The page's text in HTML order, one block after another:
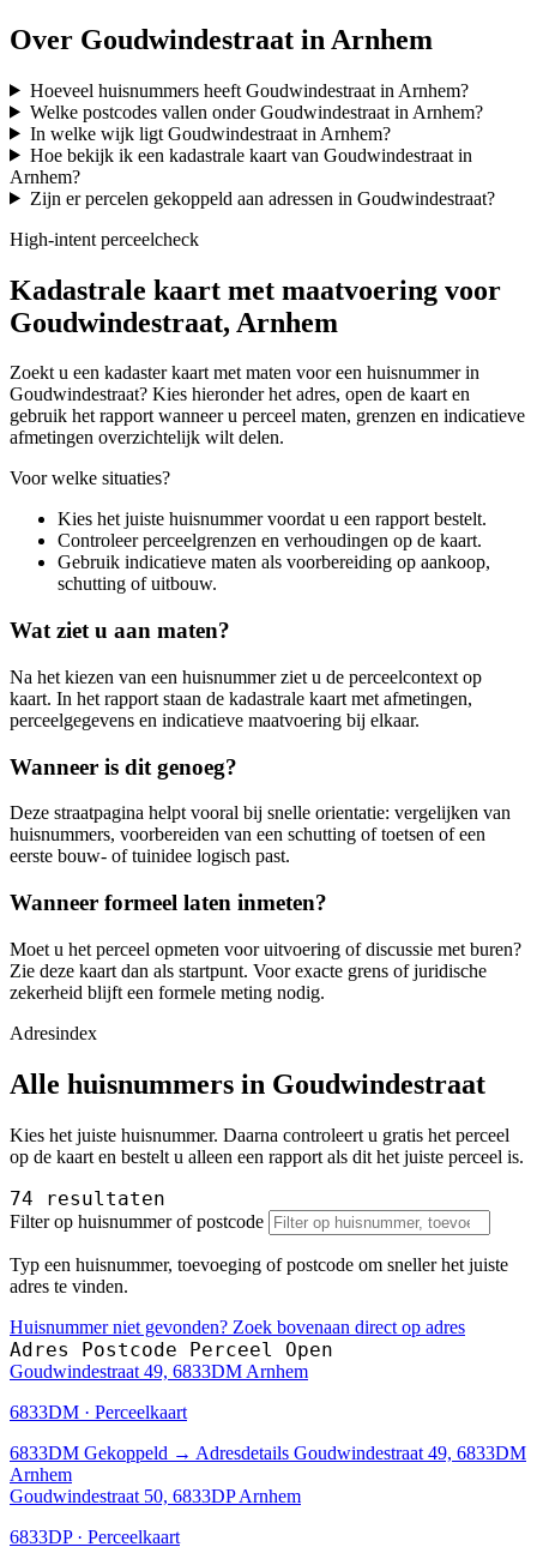
Over Goudwindestraat in Arnhem
Hoeveel huisnummers heeft Goudwindestraat in Arnhem?
Welke postcodes vallen onder Goudwindestraat in Arnhem?
In welke wijk ligt Goudwindestraat in Arnhem?
Hoe bekijk ik een kadastrale kaart van Goudwindestraat in
Arnhem?
Zijn er percelen gekoppeld aan adressen in Goudwindestraat?
High-intent perceelcheck
Kadastrale kaart met maatvoering voor
Goudwindestraat, Arnhem
Zoekt u een kadaster kaart met maten voor een huisnummer in
Goudwindestraat? Kies hieronder het adres, open de kaart en
gebruik het rapport wanneer u perceel maten, grenzen en indicatieve
afmetingen overzichtelijk wilt delen.
Voor welke situaties?
Kies het juiste huisnummer voordat u een rapport bestelt.
Controleer perceelgrenzen en verhoudingen op de kaart.
Gebruik indicatieve maten als voorbereiding op aankoop,
schutting of uitbouw.
Wat ziet u aan maten?
Na het kiezen van een huisnummer ziet u de perceelcontext op
kaart. In het rapport staan de kadastrale kaart met afmetingen,
perceelgegevens en indicatieve maatvoering bij elkaar.
Wanneer is dit genoeg?
Deze straatpagina helpt vooral bij snelle orientatie: vergelijken van
huisnummers, voorbereiden van een schutting of toetsen of een
eerste bouw- of tuinidee logisch past.
Wanneer formeel laten inmeten?
Moet u het perceel opmeten voor uitvoering of discussie met buren?
Zie deze kaart dan als startpunt. Voor exacte grens of juridische
zekerheid blijft een formele meting nodig.
Adresindex
Alle huisnummers in Goudwindestraat
Kies het juiste huisnummer. Daarna controleert u gratis het perceel
op de kaart en bestelt u alleen een rapport als dit het juiste perceel is.
74 resultaten
Filter op huisnummer of postcode
Typ een huisnummer, toevoeging of postcode om sneller het juiste
adres te vinden.
Huisnummer niet gevonden? Zoek bovenaan direct op adres
Adres Postcode Perceel Open
Goudwindestraat 49, 6833DM Arnhem
6833DM · Perceelkaart
6833DM Gekoppeld → Adresdetails Goudwindestraat 49, 6833DM
Arnhem
Goudwindestraat 50, 6833DP Arnhem
6833DP · Perceelkaart